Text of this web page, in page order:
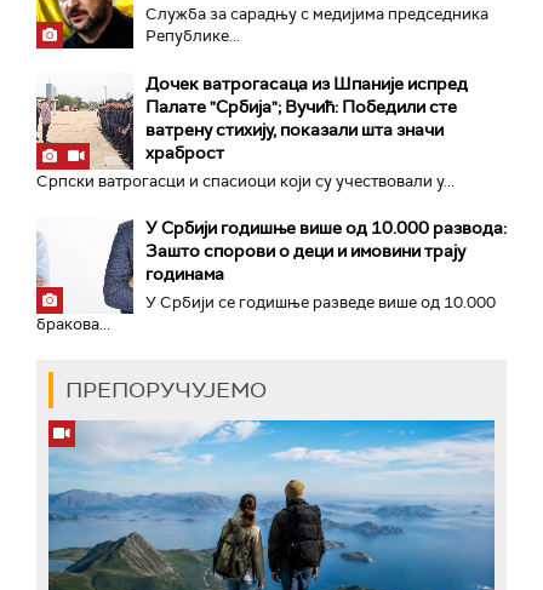
Служба за сарадњу с медијима председника
Републике...
Дочек ватрогасаца из Шпаније испред
Палате "Србија"; Вучић: Победили сте
ватрену стихију, показали шта значи
храброст
Српски ватрогасци и спасиоци који су учествовали у...
У Србији годишње више од 10.000 развода:
Зашто спорови о деци и имовини трају
годинама
У Србији се годишње разведе више од 10.000
бракова...
ПРЕПОРУЧУЈЕМО